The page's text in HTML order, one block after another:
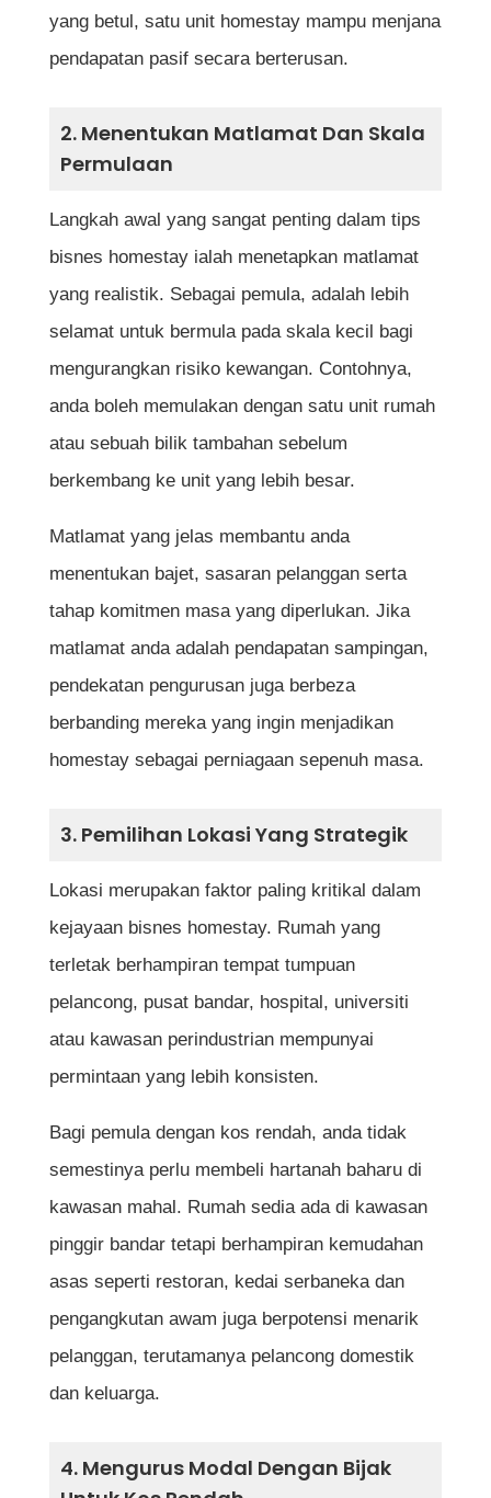
Kesimpulan
Soalan Lazim Tentang Tips Bisnes Homestay
secara sambilan?
Bagaimana cara menentukan harga
sewaan homestay yang sesuai?
Adakah bisnes homestay memerlukan
lesen atau kebenaran khas?
Bagaimana cara menarik lebih ramai
tetamu ke homestay?
Apakah risiko utama dalam bisnes
homestay?
Berapa lama biasanya bisnes homestay
mula menunjukkan keuntungan?
yang betul, satu unit homestay mampu menjana
pendapatan pasif secara berterusan.
2. Menentukan Matlamat Dan Skala
Permulaan
Langkah awal yang sangat penting dalam tips
bisnes homestay ialah menetapkan matlamat
yang realistik. Sebagai pemula, adalah lebih
selamat untuk bermula pada skala kecil bagi
mengurangkan risiko kewangan. Contohnya,
anda boleh memulakan dengan satu unit rumah
atau sebuah bilik tambahan sebelum
berkembang ke unit yang lebih besar.
Matlamat yang jelas membantu anda
menentukan bajet, sasaran pelanggan serta
tahap komitmen masa yang diperlukan. Jika
matlamat anda adalah pendapatan sampingan,
pendekatan pengurusan juga berbeza
berbanding mereka yang ingin menjadikan
homestay sebagai perniagaan sepenuh masa.
3. Pemilihan Lokasi Yang Strategik
Lokasi merupakan faktor paling kritikal dalam
kejayaan bisnes homestay. Rumah yang
terletak berhampiran tempat tumpuan
pelancong, pusat bandar, hospital, universiti
atau kawasan perindustrian mempunyai
permintaan yang lebih konsisten.
Bagi pemula dengan kos rendah, anda tidak
semestinya perlu membeli hartanah baharu di
kawasan mahal. Rumah sedia ada di kawasan
pinggir bandar tetapi berhampiran kemudahan
asas seperti restoran, kedai serbaneka dan
pengangkutan awam juga berpotensi menarik
pelanggan, terutamanya pelancong domestik
dan keluarga.
4. Mengurus Modal Dengan Bijak